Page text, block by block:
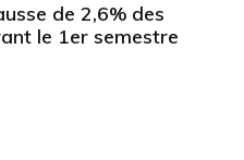
de 2,6% des
le 1er semestre